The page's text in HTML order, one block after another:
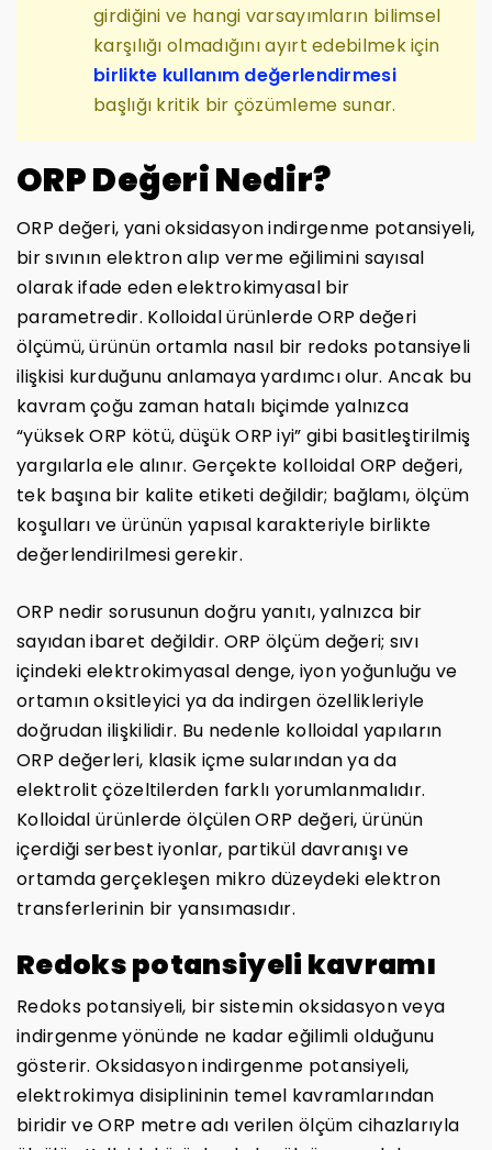
girdiğini ve hangi varsayımların bilimsel
karşılığı olmadığını ayırt edebilmek için
birlikte kullanım değerlendirmesi
başlığı kritik bir çözümleme sunar.
ORP Değeri Nedir?
ORP değeri, yani oksidasyon indirgenme potansiyeli,
bir sıvının elektron alıp verme eğilimini sayısal
olarak ifade eden elektrokimyasal bir
parametredir. Kolloidal ürünlerde ORP değeri
ölçümü, ürünün ortamla nasıl bir redoks potansiyeli
ilişkisi kurduğunu anlamaya yardımcı olur. Ancak bu
kavram çoğu zaman hatalı biçimde yalnızca
“yüksek ORP kötü, düşük ORP iyi” gibi basitleştirilmiş
yargılarla ele alınır. Gerçekte kolloidal ORP değeri,
tek başına bir kalite etiketi değildir; bağlamı, ölçüm
koşulları ve ürünün yapısal karakteriyle birlikte
değerlendirilmesi gerekir.
ORP nedir sorusunun doğru yanıtı, yalnızca bir
sayıdan ibaret değildir. ORP ölçüm değeri; sıvı
içindeki elektrokimyasal denge, iyon yoğunluğu ve
ortamın oksitleyici ya da indirgen özellikleriyle
doğrudan ilişkilidir. Bu nedenle kolloidal yapıların
ORP değerleri, klasik içme sularından ya da
elektrolit çözeltilerden farklı yorumlanmalıdır.
Kolloidal ürünlerde ölçülen ORP değeri, ürünün
içerdiği serbest iyonlar, partikül davranışı ve
ortamda gerçekleşen mikro düzeydeki elektron
transferlerinin bir yansımasıdır.
Redoks potansiyeli kavramı
Redoks potansiyeli, bir sistemin oksidasyon veya
indirgenme yönünde ne kadar eğilimli olduğunu
gösterir. Oksidasyon indirgenme potansiyeli,
elektrokimya disiplininin temel kavramlarından
biridir ve ORP metre adı verilen ölçüm cihazlarıyla